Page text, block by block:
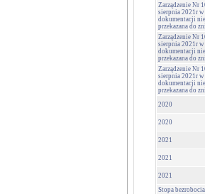
Zarządzenie Nr
sierpnia 2021r
dokumentacji
przekazana do
Zarządzenie Nr
sierpnia 2021r
dokumentacji
przekazana do
Zarządzenie Nr
sierpnia 2021r
dokumentacji
przekazana do
2020
2020
2021
2021
2021
Stopa bezrobocia